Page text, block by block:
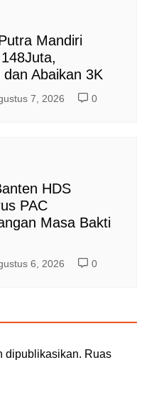
Mandiri
Abaikan 3K
7, 2026 0
HDS
PAC
Masa Bakti
6, 2026 0
dipublikasikan. Ruas